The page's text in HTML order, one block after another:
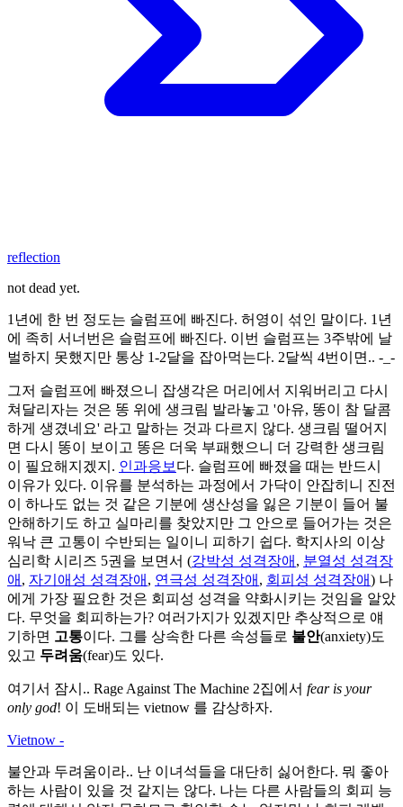
reflection
not dead yet.
1년에 한 번 정도는 슬럼프에 빠진다. 허영이 섞인 말이다. 1년
에 족히 서너번은 슬럼프에 빠진다. 이번 슬럼프는 3주밖에 날
벌하지 못했지만 통상 1-2달을 잡아먹는다. 2달씩 4번이면.. -_-
그저 슬럼프에 빠졌으니 잡생각은 머리에서 지워버리고 다시
쳐달리자는 것은 똥 위에 생크림 발라놓고 '아유, 똥이 참 달콤
하게 생겼네요' 라고 말하는 것과 다르지 않다. 생크림 떨어지
면 다시 똥이 보이고 똥은 더욱 부패했으니 더 강력한 생크림
이 필요해지겠지. 인과응보 다. 슬럼프에 빠졌을 때는 반드시
이유가 있다. 이유를 분석하는 과정에서 가닥이 안잡히니 진전
이 하나도 없는 것 같은 기분에 생산성을 잃은 기분이 들어 불
안해하기도 하고 실마리를 찾았지만 그 안으로 들어가는 것은
워낙 큰 고통이 수반되는 일이니 피하기 쉽다. 학지사의 이상
심리학 시리즈 5권을 보면서 (강박성 성격장애 , 분열성 성격장
애 , 자기애성 성격장애 , 연극성 성격장애 , 회피성 성격장애) 나
에게 가장 필요한 것은 회피성 성격을 약화시키는 것임을 알았
다. 무엇을 회피하는가? 여러가지가 있겠지만 추상적으로 얘
기하면 고통이다. 그를 상속한 다른 속성들로 불안(anxiety)도
있고 두려움(fear)도 있다.
여기서 잠시.. Rage Against The Machine 2집에서 fear is your
only god! 이 도배되는 vietnow 를 감상하자.
Vietnow -
불안과 두려움이라.. 난 이녀석들을 대단히 싫어한다. 뭐 좋아
하는 사람이 있을 것 같지는 않다. 나는 다른 사람들의 회피 능